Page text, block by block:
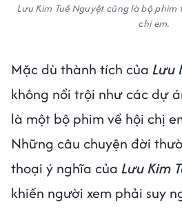
Lưu Kim Tuế Nguyệt cũng là bộ
chị em.
Mặc dù thành tích của Lưu
không nổi trội như các dự
là một bộ phim về hội chị
Những câu chuyện đời
thoại ý nghĩa của Lưu Kim
khiến người xem phải suy